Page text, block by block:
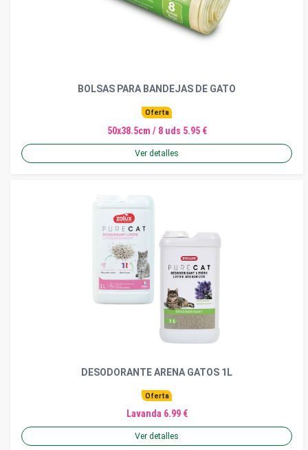
BOLSAS PARA BANDEJAS DE GATO
Oferta
50x38.5cm / 8 uds 5.95 €
Ver detalles
DESODORANTE ARENA GATOS 1L
Oferta
Lavanda 6.99 €
Ver detalles